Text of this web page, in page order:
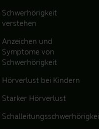
Schwerhörigkeit
verstehen
Anzeichen und
Symptome von
Schwerhörigkeit
Hörverlust bei Kindern
Starker Hörverlust